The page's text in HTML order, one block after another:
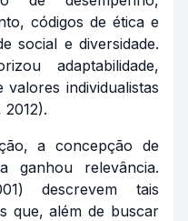
códigos de ética e
social e diversidade.
adaptabilidade,
valores individualistas
a concepção de
ganhou relevância.
descrevem tais
que, além de buscar